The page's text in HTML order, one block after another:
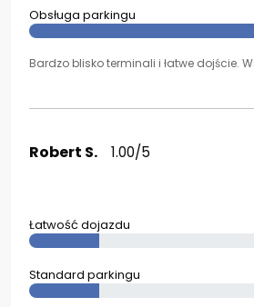
Obsługa parkingu
Bardzo blisko terminali i łatwe dojście.
Robert S. 1.00/5
Łatwość dojazdu
Standard parkingu